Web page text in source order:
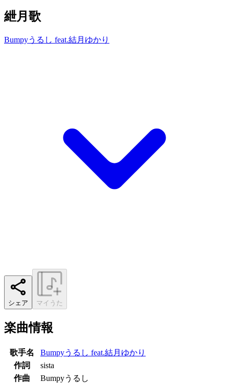
紲月歌
Bumpyうるし feat.結月ゆかり
シェア マイうた
楽曲情報
歌手名
Bumpyうるし feat.結月ゆかり
作詞
sista
作曲
Bumpyうるし